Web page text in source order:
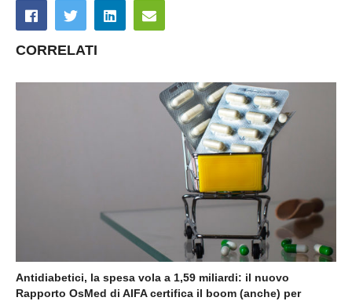
CORRELATI
Antidiabetici, la spesa vola a 1,59 miliardi: il nuovo
Rapporto OsMed di AIFA certifica il boom (anche) per